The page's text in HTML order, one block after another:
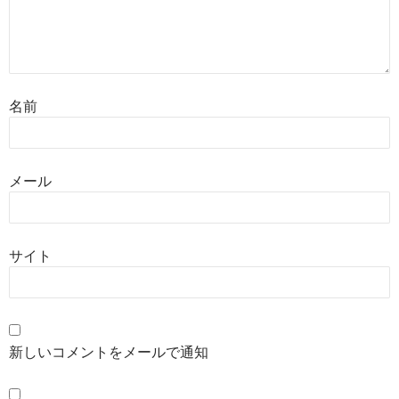
名前
メール
サイト
新しいコメントをメールで通知